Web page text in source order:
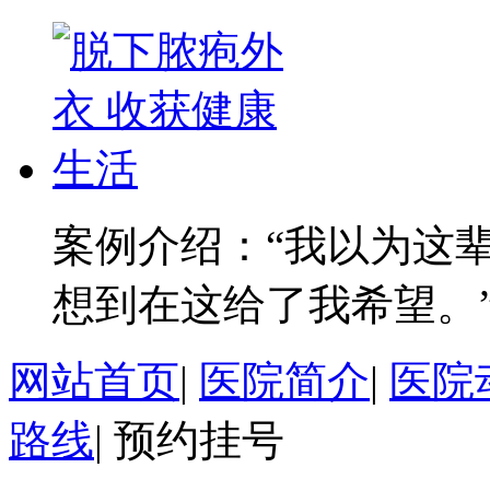
案例介绍：“我以为这
想到在这给了我希望。
网站首页| 医院简介| 医院
路线| 预约挂号